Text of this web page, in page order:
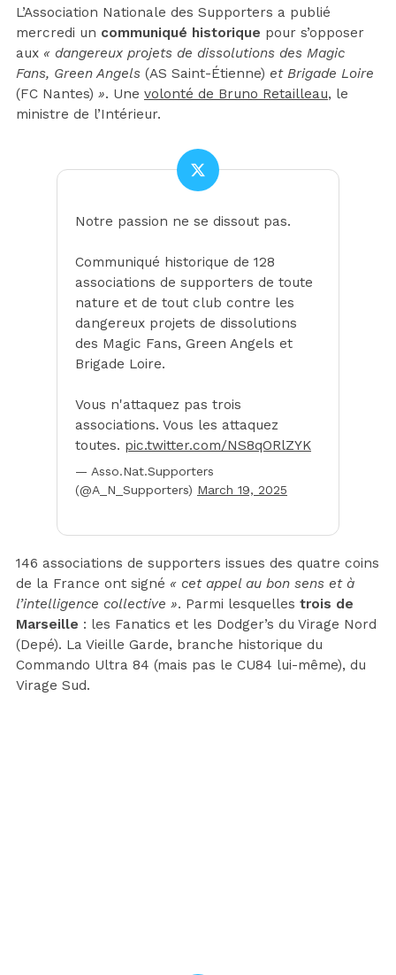
L’Association Nationale des Supporters a publié
mercredi un communiqué historique pour s’opposer
aux « dangereux projets de dissolutions des Magic
Fans, Green Angels (AS Saint-Étienne) et Brigade Loire
(FC Nantes) ». Une volonté de Bruno Retailleau, le
ministre de l’Intérieur.
Notre passion ne se dissout pas.
Communiqué historique de 128
associations de supporters de toute
nature et de tout club contre les
dangereux projets de dissolutions
des Magic Fans, Green Angels et
Brigade Loire.
Vous n'attaquez pas trois
associations. Vous les attaquez
toutes. pic.twitter.com/NS8qORlZYK
— Asso.Nat.Supporters
(@A_N_Supporters) March 19, 2025
146 associations de supporters issues des quatre coins
de la France ont signé « cet appel au bon sens et à
l’intelligence collective ». Parmi lesquelles trois de
Marseille : les Fanatics et les Dodger’s du Virage Nord
(Depé). La Vieille Garde, branche historique du
Commando Ultra 84 (mais pas le CU84 lui-même), du
Virage Sud.